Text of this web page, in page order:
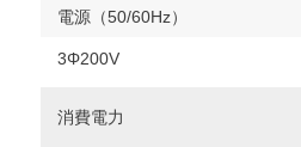
電源（50/60Hz）
3Φ200V
消費電力